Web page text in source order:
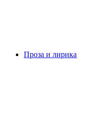
Проза и лирика